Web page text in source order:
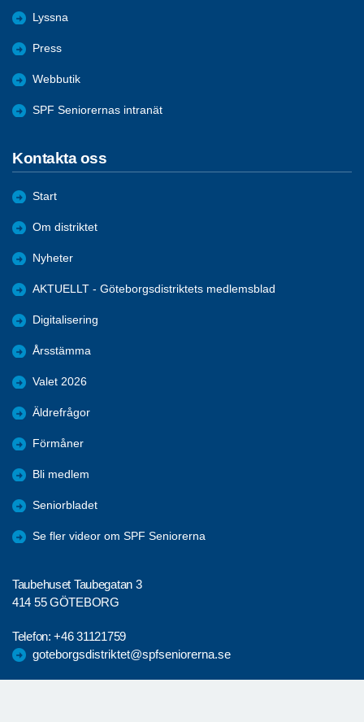
Lyssna
Press
Webbutik
SPF Seniorernas intranät
Kontakta oss
Start
Om distriktet
Nyheter
AKTUELLT - Göteborgsdistriktets medlemsblad
Digitalisering
Årsstämma
Valet 2026
Äldrefrågor
Förmåner
Bli medlem
Seniorbladet
Se fler videor om SPF Seniorerna
Taubehuset Taubegatan 3
414 55 GÖTEBORG
Telefon:+46 31121759
goteborgsdistriktet@spfseniorerna.se